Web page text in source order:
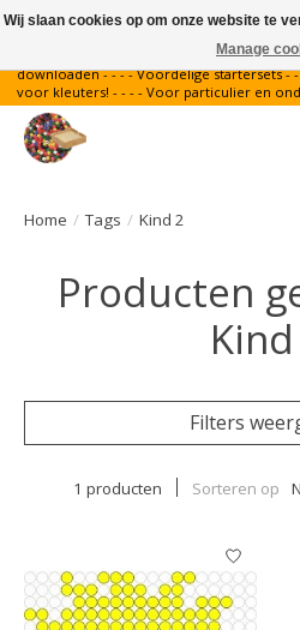
Gratis verzending binnen Nederland - - - -
downloaden - - - - Voordelige startersets -
voor kleuters! - - - - Voor particulier en
Home / Tags / Kind 2
Producten
Filters
1 producten Sorteren op
Wij slaan cookies op om onze website te
Manage